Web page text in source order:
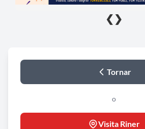
❮ ❯
Tornar
o
Visita Riner